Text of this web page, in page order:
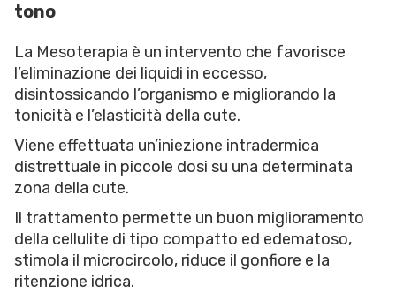
tono
La Mesoterapia è un intervento che favorisce
l’eliminazione dei liquidi in eccesso,
disintossicando l’organismo e migliorando la
tonicità e l’elasticità della cute.
Viene effettuata un’iniezione intradermica
distrettuale in piccole dosi su una determinata
zona della cute.
Il trattamento permette un buon miglioramento
della cellulite di tipo compatto ed edematoso,
stimola il microcircolo, riduce il gonfiore e la
ritenzione idrica.